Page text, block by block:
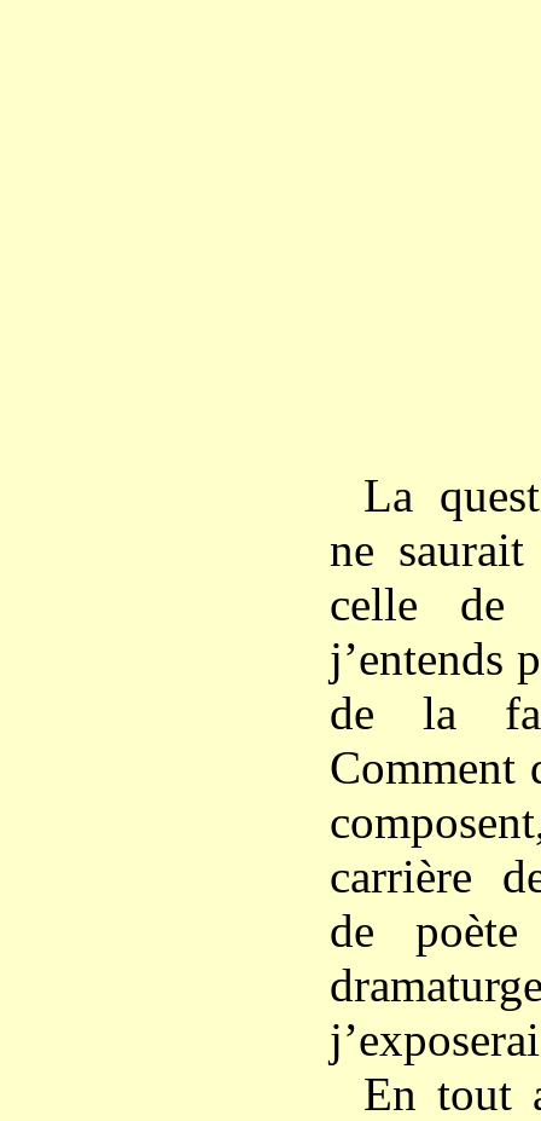
La
ne
celle
j’entends
de la
Comment
carrière
de
En tout